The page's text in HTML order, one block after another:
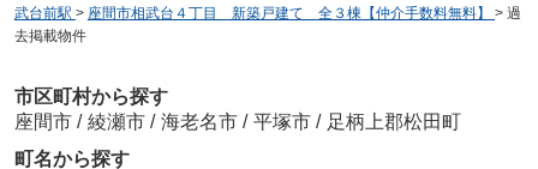
武台前駅 > 座間市相武台４丁目 新築戸建て 全３棟【仲介手数料無料】 > 過
去掲載物件
市区町村から探す
座間市 / 綾瀬市 / 海老名市 / 平塚市 / 足柄上郡松田町
町名から探す